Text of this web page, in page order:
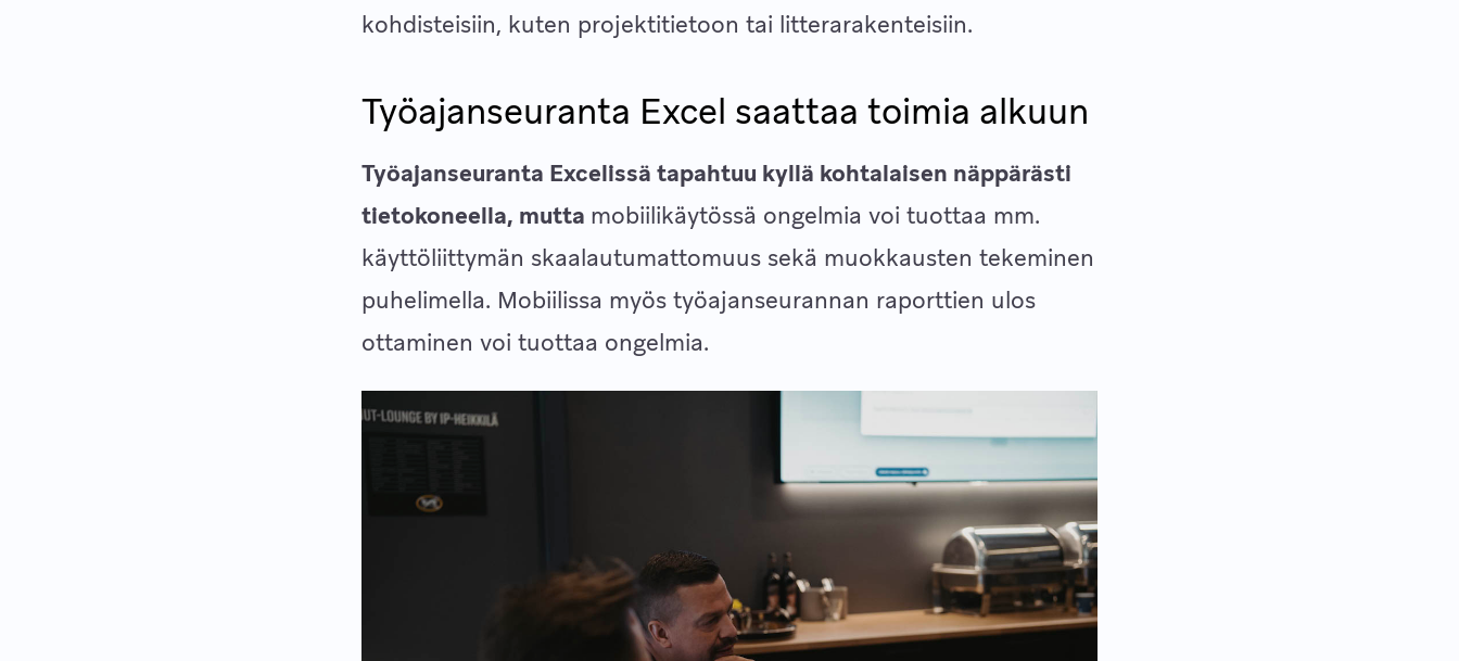
kohdisteisiin, kuten projektitietoon tai litterarakenteisiin.
Työajanseuranta Excel saattaa toimia alkuun
Työajanseuranta Excelissä tapahtuu kyllä kohtalaisen näppärästi
tietokoneella, mutta mobiilikäytössä ongelmia voi tuottaa mm.
käyttöliittymän skaalautumattomuus sekä muokkausten tekeminen
puhelimella. Mobiilissa myös työajanseurannan raporttien ulos
ottaminen voi tuottaa ongelmia.